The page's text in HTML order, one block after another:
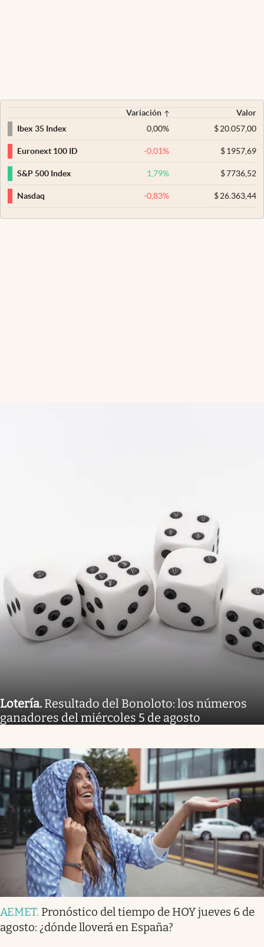
Variación
Valor
Ibex 35 Index
0,00% $20.057,00
Euronext 100 ID -0,01% $1957,69
S&P 500 Index 1,79% $7736,52
Nasdaq -0,83% $26.363,44
Lotería. Resultado del Bonoloto: los números
ganadores del miércoles 5 de agosto
AEMET. Pronóstico del tiempo de HOY jueves 6 de
agosto: ¿dónde lloverá en España?